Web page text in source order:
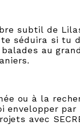
subtil de
séduira si tu
au
ou à la
par
avec